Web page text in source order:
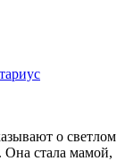
о светлом
Она стала мамой,